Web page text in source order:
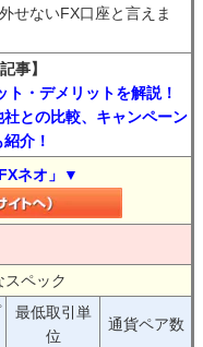
せないFX口座と言えま
事】
・デメリットを解説！
との比較、キャンペーン
介！
ネオ」▼
スペック
最低取引単
位
通貨ペア数